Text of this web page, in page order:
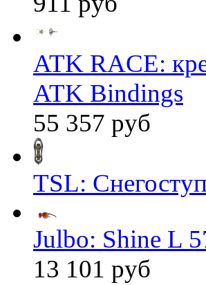
ATK RACE:
ATK Bindings
55 357 руб
TSL:
Julbo: Shine L
13 101 руб